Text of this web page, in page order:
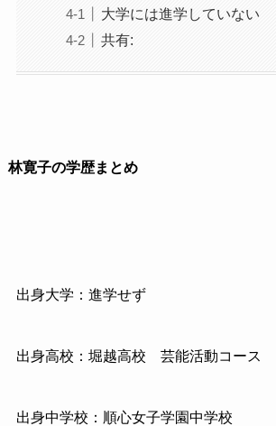
大学には進学していない
共有:
林寛子の学歴まとめ
出身大学：進学せず
出身高校：堀越高校 芸能活動コース
出身中学校：順心女子学園中学校